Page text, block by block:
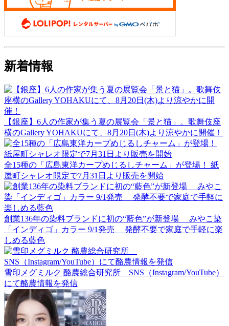
新着情報
【銀座】6人の作家が集う夏の展覧会「景と猫」。歌舞伎座
横のGallery YOHAKUにて、8月20日(木)より涼やかに開催！
全15種の「広島東洋カープめじるしチャーム」が登場！ 紙
屋町シャレオ限定で7月31日より販売を開始
創業136年の染料ブランドに初の“藍色”が新登場 みやこ染
「インディゴ」カラー 9/1発売 発酵不要で家庭で手軽に楽
しめる藍色
雪印メグミルク 酪農総合研究所 SNS（Instagram/YouTube）
にて酪農情報を発信